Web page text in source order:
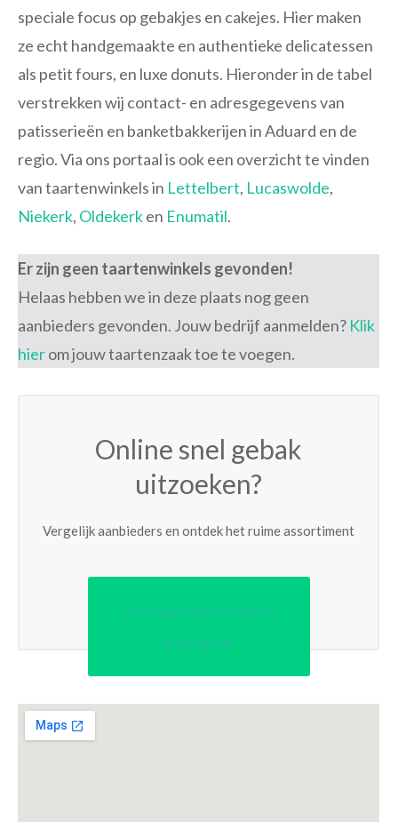
speciale focus op gebakjes en cakejes. Hier maken
ze echt handgemaakte en authentieke delicatessen
als petit fours, en luxe donuts. Hieronder in de tabel
verstrekken wij contact- en adresgegevens van
patisserieën en banketbakkerijen in Aduard en de
regio. Via ons portaal is ook een overzicht te vinden
van taartenwinkels in Lettelbert, Lucaswolde,
Niekerk, Oldekerken Enumatil.
Er zijn geen taartenwinkels gevonden!
Helaas hebben we in deze plaats nog geen
aanbieders gevonden. Jouw bedrijf aanmelden? Klik
hierom jouw taartenzaak toe te voegen.
Online snel gebak
uitzoeken?
Vergelijk aanbieders en ontdek het ruime assortiment
Alle taartenwinkels
bekijken